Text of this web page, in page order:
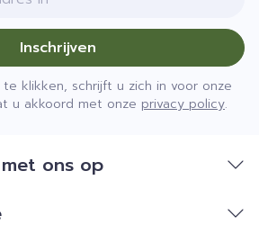
Inschrijven
te klikken, schrijft u zich in voor onze
u akkoord met onze privacy policy.
ons op